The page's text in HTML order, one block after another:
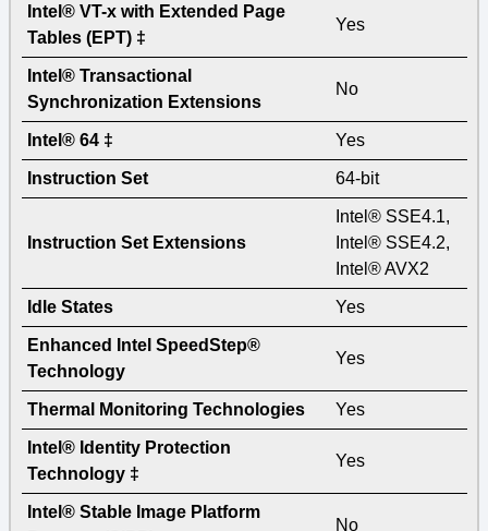
Intel® VT-x with Extended Page
Tables (EPT) ‡
Yes
Intel® Transactional
Synchronization Extensions
No
Intel® 64 ‡ Yes
Instruction Set 64-bit
Instruction Set Extensions
Intel® SSE4.1,
Intel® SSE4.2,
Intel® AVX2
Idle States Yes
Enhanced Intel SpeedStep®
Technology
Yes
Thermal Monitoring Technologies Yes
Intel® Identity Protection
Technology ‡
Yes
Intel® Stable Image Platform
No